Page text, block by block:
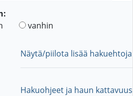
vanhin
Näytä/piilota lisää hakuehtoja
Hakuohjeet ja haun kattavuus